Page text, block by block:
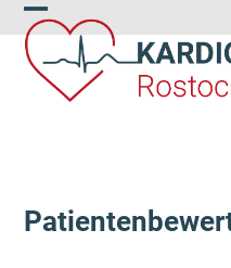
Skip
to
content
Open
mobile
menu
Close
mobile
menu